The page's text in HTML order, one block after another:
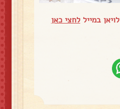
במייללחצי כאן